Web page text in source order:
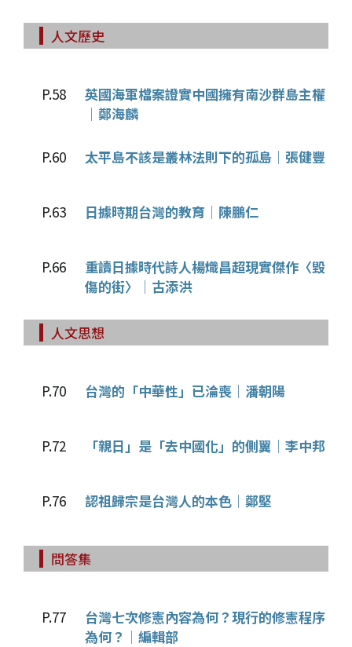
人文歷史
P.58
英國海軍檔案證實中國擁有南沙群島主權
│鄭海麟
P.60 太平島不該是叢林法則下的孤島│張健豐
P.63 日據時期台灣的教育│陳鵬仁
P.66
重讀日據時代詩人楊熾昌超現實傑作〈毀
傷的街〉│古添洪
人文思想
P.70 台灣的「中華性」已淪喪│潘朝陽
P.72 「親日」是「去中國化」的側翼│李中邦
P.76 認祖歸宗是台灣人的本色│鄭堅
問答集
P.77
台灣七次修憲內容為何？現行的修憲程序
為何？│編輯部